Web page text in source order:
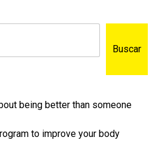
Buscar
being better than someone
to improve your body